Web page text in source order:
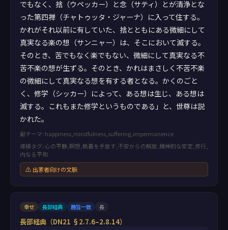
でもなく、捨（ウペッカー）と念（サティ）とが清浄とな
った第四禅（チャトゥッタ・ジャーナ）に入って住する。
かれがそれ以前に有していた、捨とともにある微細にして
真実なる楽の想（サンニャー）は、そこにおいて滅する。
そのとき、苦でもなく楽でもない、微細にして真実なる不
苦不楽の想が生ずる。そのとき、かれはまさしく不苦不楽
の微細にして真実なる想を有する者となる。かくのごと
く、修学（シッカー）によって、ある想は生じ、ある想は
滅する。これもまた修学というものである」と、世尊は説
かれた。
副テーマ: happiness,mindfulness,suffering,impermanence
導線タグ: 心の平静,瞑想,執着を手放す,不安からの解放,精神的な安定,修行,
内なる平和
⚠ 出家者向けの文脈
幸せ 長部経典 趣旨一致 長
長部経典（DN21 §2.7.6–2.8.14）